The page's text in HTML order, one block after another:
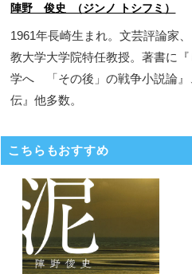
陣野 俊史 （ジンノ トシフミ）
1961年長崎生まれ。文芸評論家
教大学大学院特任教授。著書に
学へ 「その後」の戦争小説論
伝』他多数。
こちらもおすすめ